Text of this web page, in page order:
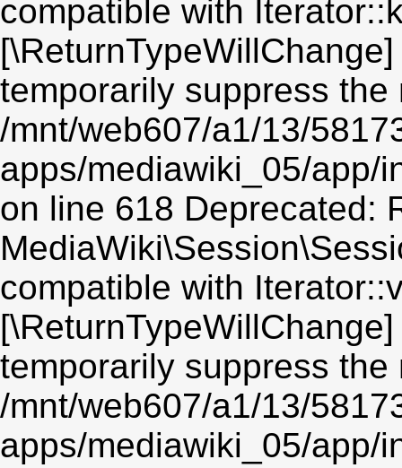
compatible with
temporarily suppress the
/mnt/web607/a1/13/
apps/mediawiki_05/app/
on line 618 Deprecated:
compatible with
temporarily suppress the
/mnt/web607/a1/13/
apps/mediawiki_05/app/